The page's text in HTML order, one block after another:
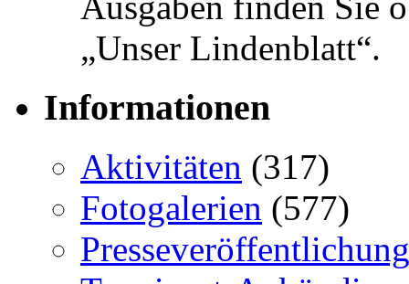
„Unser Lindenblatt“.
Informationen
Aktivitäten (317)
Fotogalerien (577)